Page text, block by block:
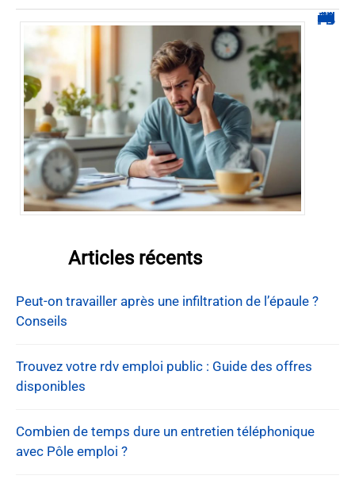
0270 démarchage : comment repérer, bloquer et signaler ces appels
Articles récents
Peut-on travailler après une infiltration de l’épaule ?
Conseils
Trouvez votre rdv emploi public : Guide des offres
disponibles
Combien de temps dure un entretien téléphonique
avec Pôle emploi ?